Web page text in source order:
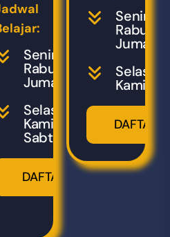
Senin,
Rabu,
Jumat
Selasa,
Kamis,
Sabtu
DAFTAR
Senin,
Rabu,
Jumat
Selasa,
Kamis
DAFTAR